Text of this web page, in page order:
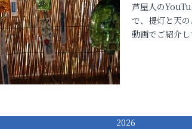
芦屋人の
で、提灯と天
動画でご紹介
2026